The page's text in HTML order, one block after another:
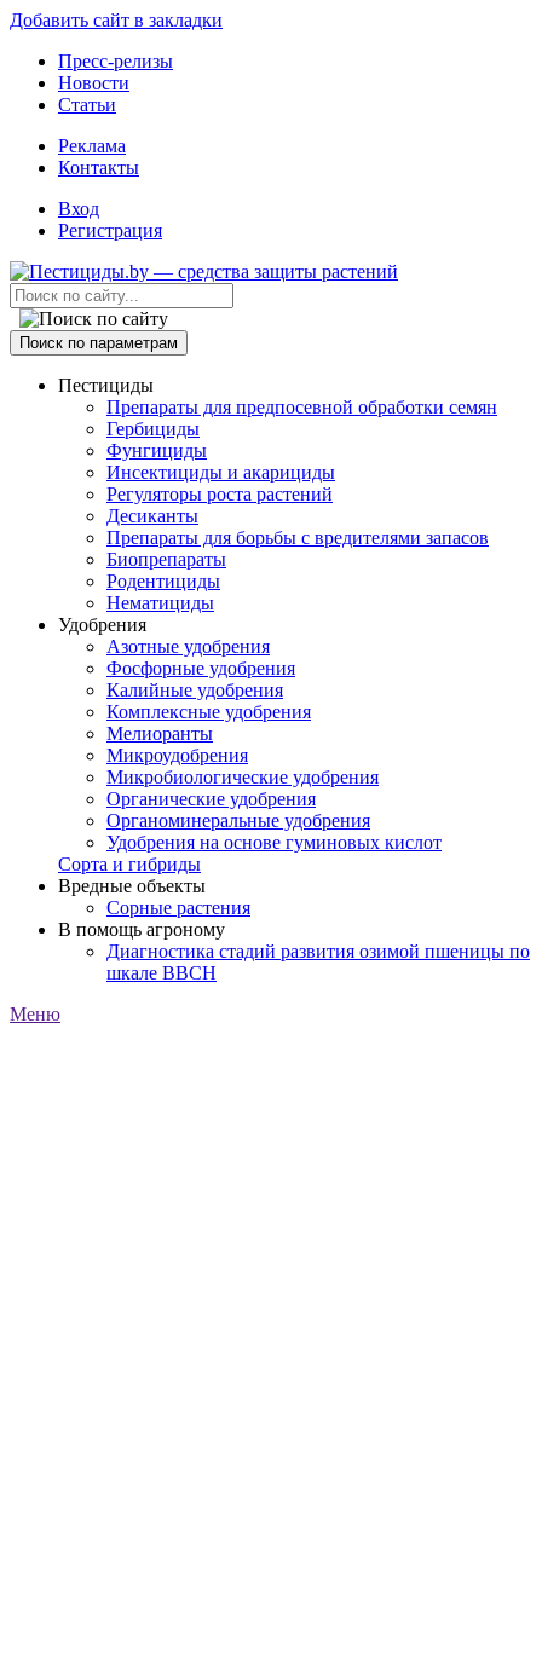
Добавить сайт в закладки
Пресс-релизы
Новости
Статьи
Реклама
Контакты
Вход
Регистрация
Поиск по параметрам
Пестициды
Препараты для предпосевной обработки семян
Гербициды
Фунгициды
Инсектициды и акарициды
Регуляторы роста растений
Десиканты
Препараты для борьбы с вредителями запасов
Биопрепараты
Родентициды
Нематициды
Удобрения
Азотные удобрения
Фосфорные удобрения
Калийные удобрения
Комплексные удобрения
Мелиоранты
Микроудобрения
Микробиологические удобрения
Органические удобрения
Органоминеральные удобрения
Удобрения на основе гуминовых кислот
Сорта и гибриды
Вредные объекты
Сорные растения
В помощь агроному
Диагностика стадий развития озимой пшеницы по
шкале ВВСН
Меню